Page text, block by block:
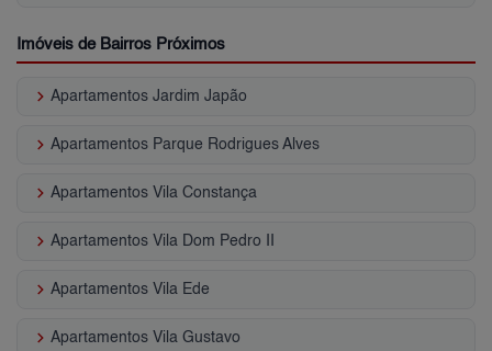
Imóveis de Bairros Próximos
keyboard_arrow_right Apartamentos Jardim Japão
keyboard_arrow_right Apartamentos Parque Rodrigues Alves
keyboard_arrow_right Apartamentos Vila Constança
keyboard_arrow_right Apartamentos Vila Dom Pedro II
keyboard_arrow_right Apartamentos Vila Ede
keyboard_arrow_right Apartamentos Vila Gustavo